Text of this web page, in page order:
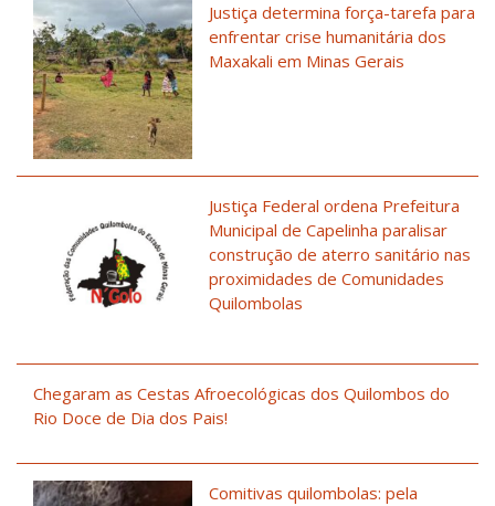
Justiça determina força-tarefa para
enfrentar crise humanitária dos
Maxakali em Minas Gerais
Justiça Federal ordena Prefeitura
Municipal de Capelinha paralisar
construção de aterro sanitário nas
proximidades de Comunidades
Quilombolas
Chegaram as Cestas Afroecológicas dos Quilombos do
Rio Doce de Dia dos Pais!
Comitivas quilombolas: pela